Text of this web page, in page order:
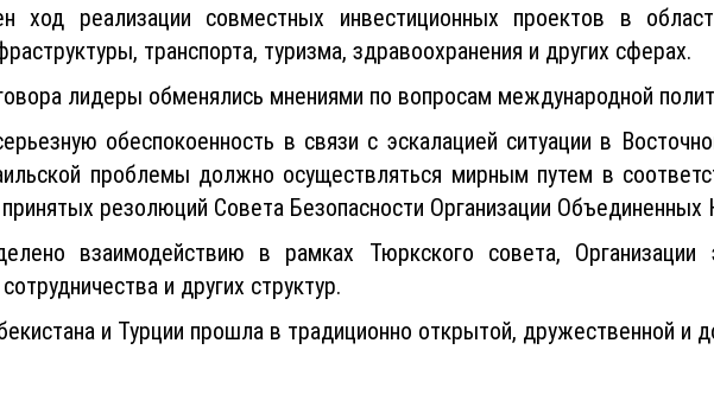
ход реализации совместных инвестиционных проектов в
транспорта, туризма, здравоохранения и других сферах.
лидеры обменялись мнениями по вопросам международной
обеспокоенность в связи с эскалацией ситуации в
проблемы должно осуществляться мирным путем в
резолюций Совета Безопасности Организации Объединенных
взаимодействию в рамках Тюркского совета, Организации
и других структур.
и Турции прошла в традиционно открытой, дружественной и